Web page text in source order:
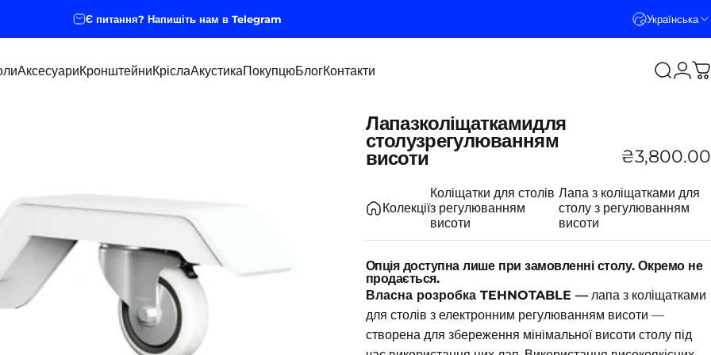
Є питання? Напишіть нам в Telegram Українська
АксесуариКронштейниКріслаАкустикаПокупцюБлогКонтакти Пошук
Лапазколіщаткамидля
столузрегулюванням
висоти ₴3,800.00
Колекції
Коліщатки для столів
з регулюванням
висоти
Лапа з коліщатками для
столу з регулюванням
висоти
Опція доступна лише при замовленні столу. Окремо не
продається.
Власна розробка TEHNOTABLE —лапа з коліщатками
для столів з електронним регулюванням висоти —
створена для збереження мінімальної висоти столу під